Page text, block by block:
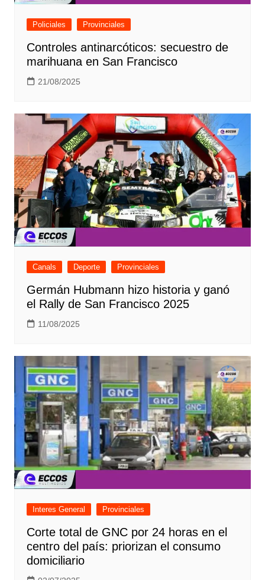
Policiales Provinciales
Controles antinarcóticos: secuestro de
marihuana en San Francisco
21/08/2025
Canals Deporte Provinciales
Germán Hubmann hizo historia y ganó
el Rally de San Francisco 2025
11/08/2025
Interes General Provinciales
Corte total de GNC por 24 horas en el
centro del país: priorizan el consumo
domiciliario